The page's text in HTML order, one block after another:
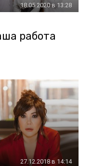
18.05.2020 в 13:28
работа
27.12.2018 в 14:14